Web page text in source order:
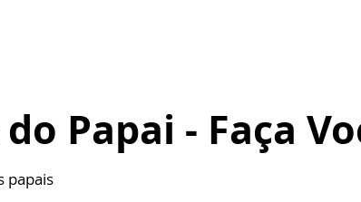
Papai - Faça
papais